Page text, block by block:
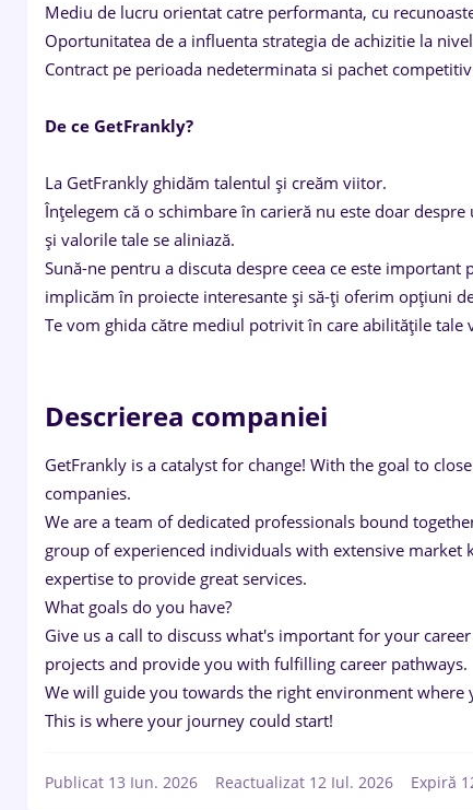
Mediu de lucru orientat catre performanta, cu
Oportunitatea de a influenta strategia de achizitie la
Contract pe perioada nedeterminata si pachet
De ce GetFrankly?
La GetFrankly ghidăm talentul și creăm viitor.
Înțelegem că o schimbare în carieră nu este doar
și valorile tale se aliniază.
Sună-ne pentru a discuta despre ceea ce este
implicăm în proiecte interesante și să-ți oferim opțiuni
Te vom ghida către mediul potrivit în care abilitățile
Descrierea companiei
GetFrankly is a catalyst for change! With the goal to
companies.
We are a team of dedicated professionals bound
group of experienced individuals with extensive market
expertise to provide great services.
What goals do you have?
Give us a call to discuss what's important for your
projects and provide you with fulfilling career pathways.
We will guide you towards the right environment
This is where your journey could start!
Publicat 13 Iun. 2026 Reactualizat 12 Iul. 2026 Expiră